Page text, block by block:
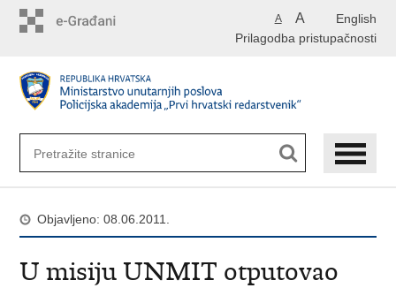
English
A A
Prilagodba pristupačnosti
Objavljeno: 08.06.2011.
U misiju UNMIT otputovao